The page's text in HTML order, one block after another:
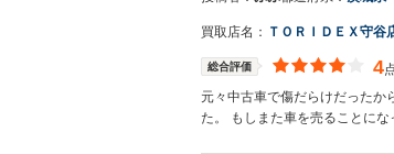
買取店名： ＴＯＲＩＤＥＸ守谷
総合評価 4
元々中古車で傷だらけだったか
た。 もしまた車を売ることにな